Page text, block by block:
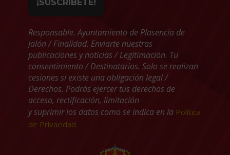
Responsable. Ayuntamiento de Plasencia de
Jalón / Finalidad. Enviarte nuestras
publicaciones y noticias / Legitimación. Tu
consentimiento / Destinatarios. Solo se realizan
cesiones si existe una obligación legal /
Derechos. Podrás ejercer tus derechos de
acceso, rectificación, limitación
y suprimir los datos como se indica en la Política
de Privacidad